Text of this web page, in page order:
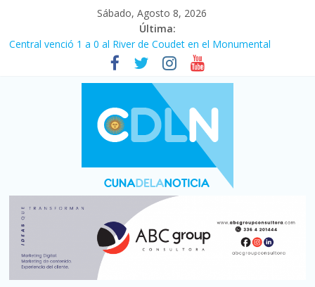
Sábado, Agosto 8, 2026
Última:
Central venció 1 a 0 al River de Coudet en el Monumental
La morosidad alcanzó su nivel más alto en dos décadas y ya
afecta a 400 mil deudores en Santa Fe
Desde que asumió Milei cerraron 41.000 kioscos: el sector
denuncia crisis como en 2001
Vacaciones de invierno con más movimiento y consumo
turístico: 4,6 millones de personas viajaron por el país, un 5,9%
Fuerte caída de la venta de autos usados en julio: bajó un 12,6%